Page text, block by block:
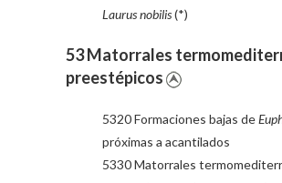
Laurus nobilis(*)
53 Matorrales
preestépicos
5320 Formaciones bajas de
próximas a acantilados
5330 Matorrales